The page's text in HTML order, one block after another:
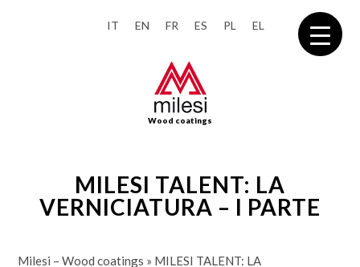
IT EN FR ES PL EL
Wood coatings
MILESI TALENT: LA
VERNICIATURA – I PARTE
Milesi – Wood coatings » MILESI TALENT: LA